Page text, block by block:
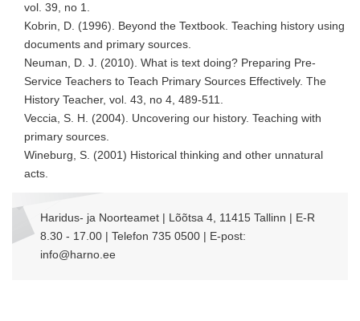
vol. 39, no 1.
Kobrin, D. (1996). Beyond the Textbook. Teaching history using
documents and primary sources.
Neuman, D. J. (2010). What is text doing? Preparing Pre-
Service Teachers to Teach Primary Sources Effectively. The
History Teacher, vol. 43, no 4, 489-511.
Veccia, S. H. (2004). Uncovering our history. Teaching with
primary sources.
Wineburg, S. (2001) Historical thinking and other unnatural
acts.
Haridus- ja Noorteamet | Lõõtsa 4, 11415 Tallinn | E-R
8.30 - 17.00 | Telefon 735 0500 | E-post:
info@harno.ee